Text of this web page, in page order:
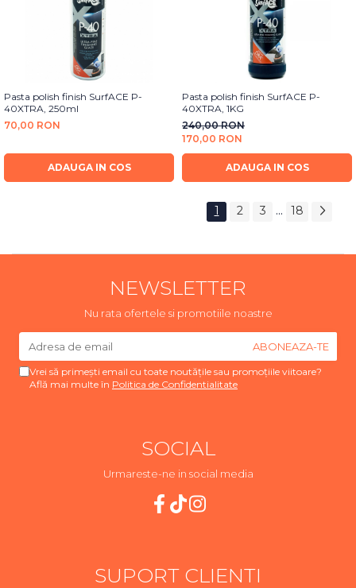
Pasta polish finish SurfACE P-
40XTRA, 250ml
70,00 RON
ADAUGA IN COS
Pasta polish finish SurfACE P-
40XTRA, 1KG
240,00 RON
170,00 RON
ADAUGA IN COS
1 2 3 ... 18
NEWSLETTER
Nu rata ofertele si promotiile noastre
Vrei să primești email cu toate noutățile sau promoțiile viitoare?
Află mai multe în Politica de Confidentialitate
SOCIAL
Urmareste-ne in social media
SUPORT CLIENTI